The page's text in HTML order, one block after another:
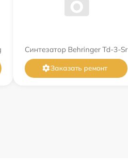
Синтезатор Behringer Td-3-Sr
Заказать ремонт